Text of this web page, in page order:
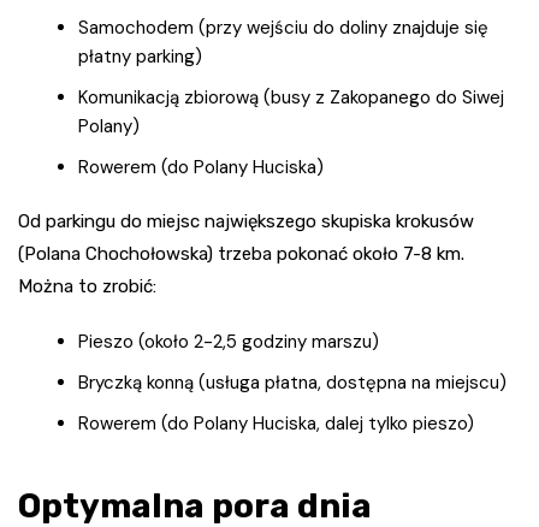
Samochodem (przy wejściu do doliny znajduje się
płatny parking)
Komunikacją zbiorową (busy z Zakopanego do Siwej
Polany)
Rowerem (do Polany Huciska)
Od parkingu do miejsc największego skupiska krokusów
(Polana Chochołowska) trzeba pokonać około 7-8 km.
Można to zrobić:
Pieszo (około 2-2,5 godziny marszu)
Bryczką konną (usługa płatna, dostępna na miejscu)
Rowerem (do Polany Huciska, dalej tylko pieszo)
Optymalna pora dnia